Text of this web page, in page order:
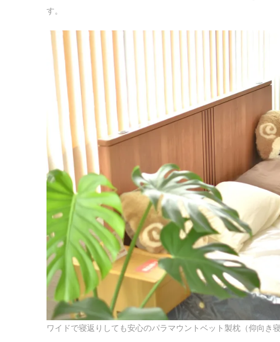
す。
ワイドで寝返りしても安心のパラマウントベット製枕（仰向き